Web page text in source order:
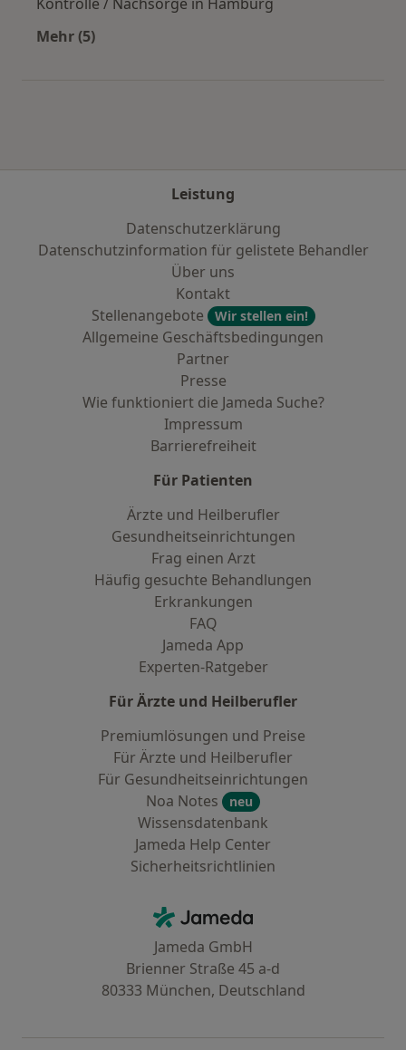
Kontrolle / Nachsorge in Hamburg
Mehr (5)
Leistung
Datenschutzerklärung
Datenschutzinformation für gelistete Behandler
Über uns
Kontakt
Stellenangebote
Wir stellen ein!
Allgemeine Geschäftsbedingungen
Partner
Presse
Wie funktioniert die Jameda Suche?
Impressum
Barrierefreiheit
Für Patienten
Ärzte und Heilberufler
Gesundheitseinrichtungen
Frag einen Arzt
Häufig gesuchte Behandlungen
Erkrankungen
FAQ
Jameda App
Experten-Ratgeber
Für Ärzte und Heilberufler
Premiumlösungen und Preise
Für Ärzte und Heilberufler
Für Gesundheitseinrichtungen
Noa Notes
neu
Wissensdatenbank
Jameda Help Center
Sicherheitsrichtlinien
Jameda - Startseite
Jameda GmbH
Brienner Straße 45 a-d
80333 München, Deutschland